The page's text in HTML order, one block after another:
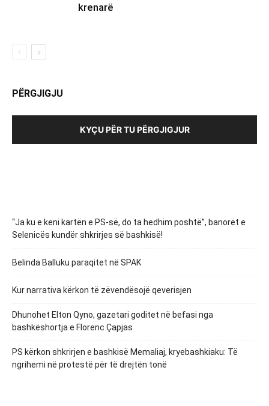
krenarë
PËRGJIGJU
KYÇU PËR TU PËRGJIGJUR
“Ja ku e keni kartën e PS-së, do ta hedhim poshtë”, banorët e
Selenicës kundër shkrirjes së bashkisë!
Belinda Balluku paraqitet në SPAK
Kur narrativa kërkon të zëvendësojë qeverisjen
Dhunohet Elton Qyno, gazetari goditet në befasi nga
bashkëshortja e Florenc Çapjas
PS kërkon shkrirjen e bashkisë Memaliaj, kryebashkiaku: Të
ngrihemi në protestë për të drejtën tonë